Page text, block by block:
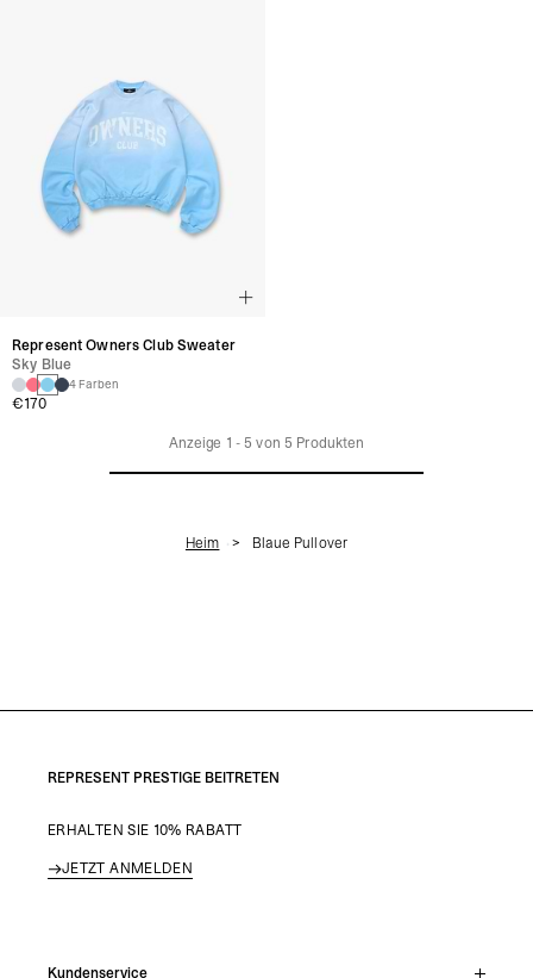
Represent Owners Club Sweater
Sky Blue
4 Farben
€170
Anzeige 1 -5 von 5 Produkten
Heim Blaue Pullover
REPRESENT PRESTIGE BEITRETEN
ERHALTEN SIE 10% RABATT
JETZT ANMELDEN
Kundenservice